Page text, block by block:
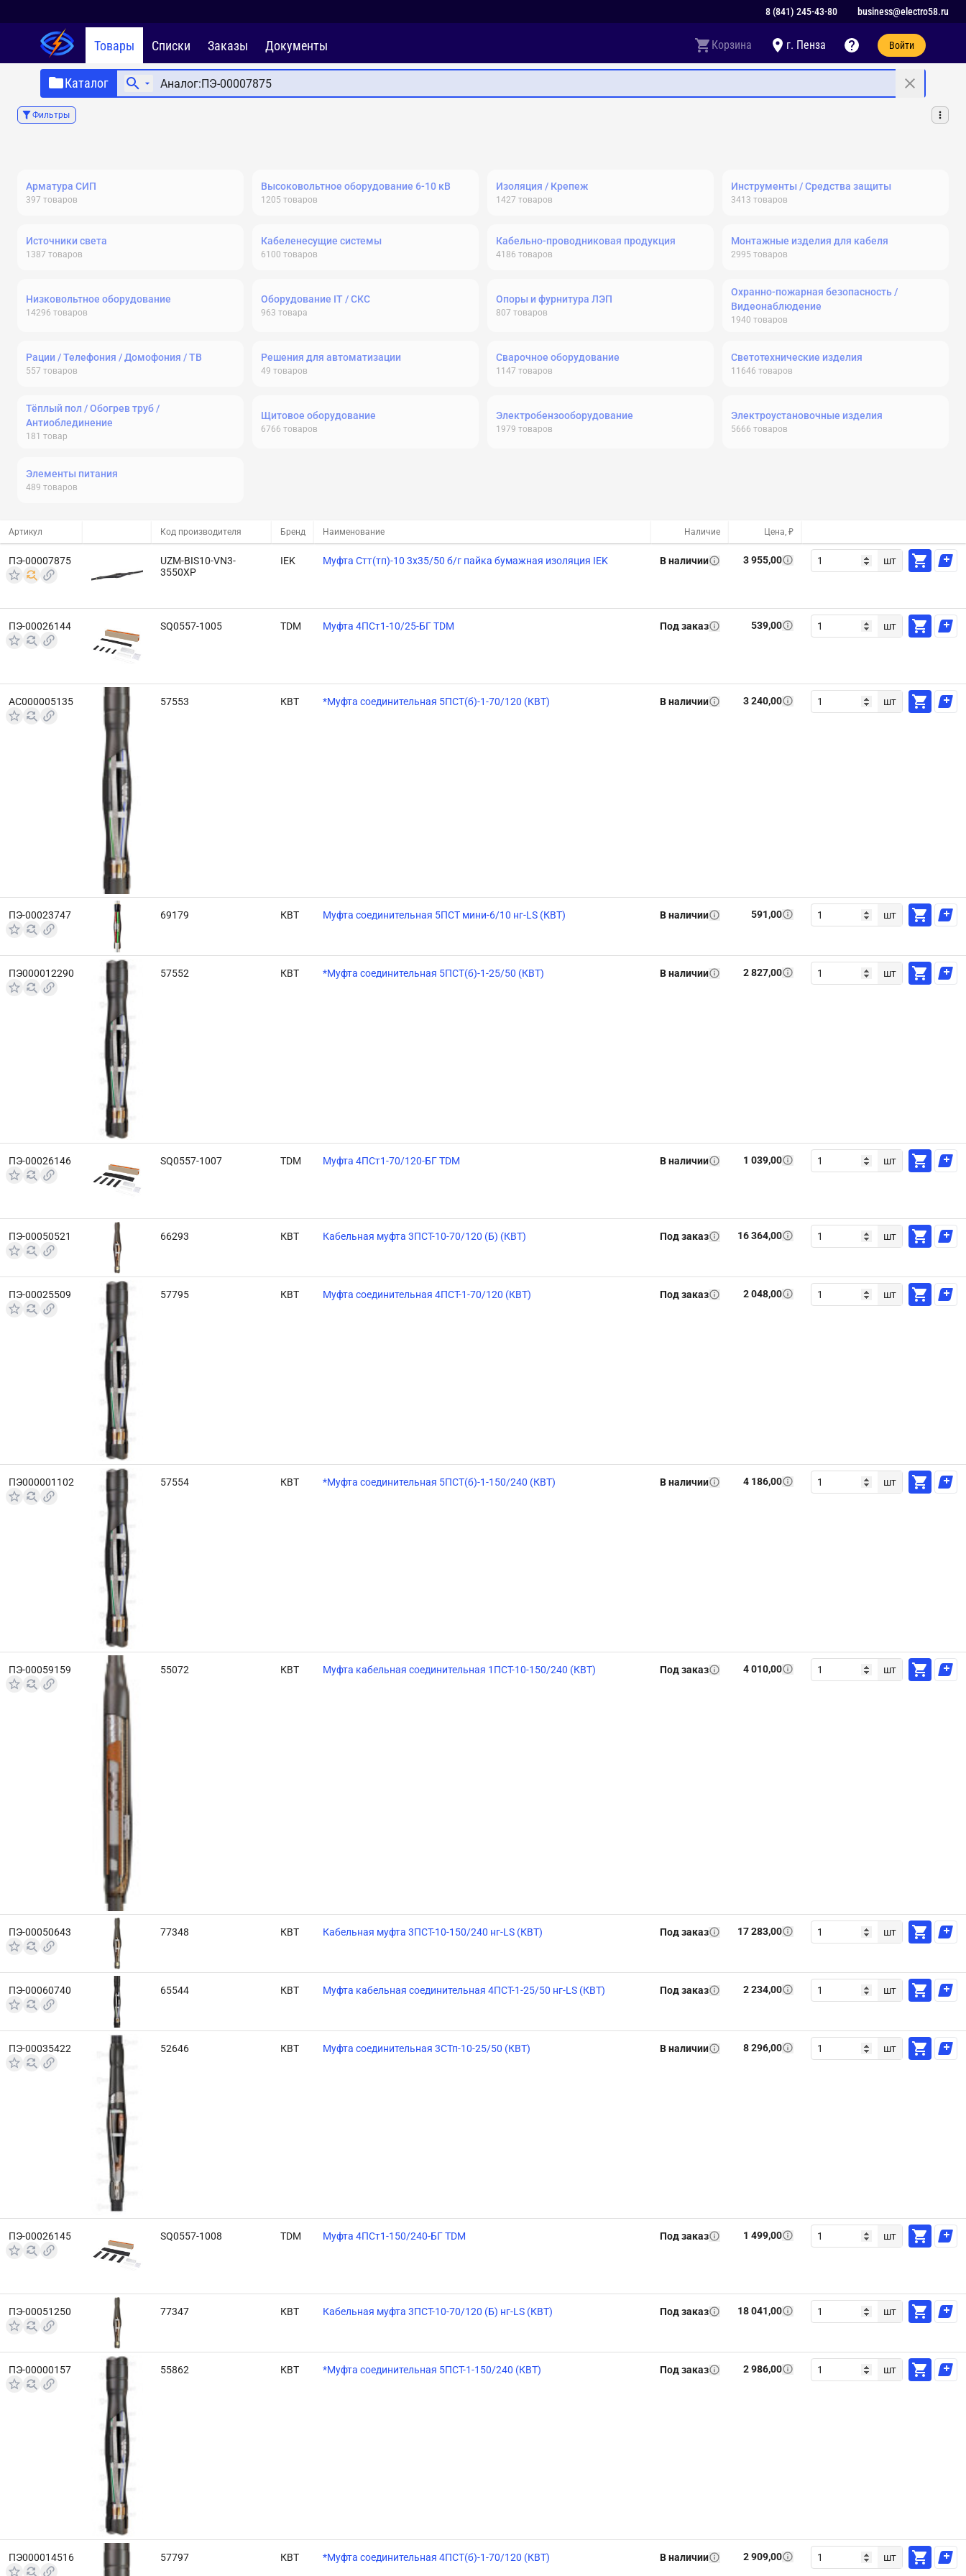
8 (841) 245-43-80 business@electro58.ru
Товары Списки Заказы Документы Корзина г. Пенза Войти
Каталог
Фильтры
Арматура СИП
397 товаров
Высоковольтное оборудование 6-10 кВ
1205 товаров
Изоляция / Крепеж
1427 товаров
Инструменты / Средства защиты
3413 товаров
Источники света
1387 товаров
Кабеленесущие системы
6100 товаров
Кабельно-проводниковая продукция
4186 товаров
Монтажные изделия для кабеля
2995 товаров
Низковольтное оборудование
14296 товаров
Оборудование IT / СКС
963 товара
Опоры и фурнитура ЛЭП
807 товаров
Охранно-пожарная безопасность /
Видеонаблюдение
1940 товаров
Рации / Телефония / Домофония / ТВ
557 товаров
Решения для автоматизации
49 товаров
Сварочное оборудование
1147 товаров
Светотехнические изделия
11646 товаров
Тёплый пол / Обогрев труб /
Антиоблединение
181 товар
Щитовое оборудование
6766 товаров
Электробензооборудование
1979 товаров
Электроустановочные изделия
5666 товаров
Элементы питания
489 товаров
Артикул Код производителя Бренд Наименование Наличие Цена, ₽
ПЭ-00007875
UZM-BIS10-VN3-
3550XP
IEK Муфта Стт(тп)-10 3х35/50 б/г пайка бумажная изоляция IEK В наличии 3 955,00 шт
ПЭ-00026144 SQ0557-1005 TDM Муфта 4ПСт1-10/25-БГ TDM Под заказ 539,00 шт
АС000005135 57553 КВТ *Муфта соединительная 5ПСТ(б)-1-70/120 (КВТ) В наличии 3 240,00 шт
ПЭ-00023747 69179 КВТ Муфта соединительная 5ПСТ мини-6/10 нг-LS (КВТ) В наличии 591,00 шт
ПЭ000012290 57552 КВТ *Муфта соединительная 5ПСТ(б)-1-25/50 (КВТ) В наличии 2 827,00 шт
ПЭ-00026146 SQ0557-1007 TDM Муфта 4ПСт1-70/120-БГ TDM В наличии 1 039,00 шт
ПЭ-00050521 66293 КВТ Кабельная муфта 3ПСТ-10-70/120 (Б) (КВТ) Под заказ 16 364,00 шт
ПЭ-00025509 57795 КВТ Муфта соединительная 4ПСТ-1-70/120 (КВТ) Под заказ 2 048,00 шт
ПЭ000001102 57554 КВТ *Муфта соединительная 5ПСТ(б)-1-150/240 (КВТ) В наличии 4 186,00 шт
ПЭ-00059159 55072 КВТ Муфта кабельная соединительная 1ПСТ-10-150/240 (КВТ) Под заказ 4 010,00 шт
ПЭ-00050643 77348 КВТ Кабельная муфта 3ПСТ-10-150/240 нг-LS (КВТ) Под заказ 17 283,00 шт
ПЭ-00060740 65544 КВТ Муфта кабельная соединительная 4ПСТ-1-25/50 нг-LS (КВТ) Под заказ 2 234,00 шт
ПЭ-00035422 52646 КВТ Муфта соединительная 3СТп-10-25/50 (КВТ) В наличии 8 296,00 шт
ПЭ-00026145 SQ0557-1008 TDM Муфта 4ПСт1-150/240-БГ TDM Под заказ 1 499,00 шт
ПЭ-00051250 77347 КВТ Кабельная муфта 3ПСТ-10-70/120 (Б) нг-LS (КВТ) Под заказ 18 041,00 шт
ПЭ-00000157 55862 КВТ *Муфта соединительная 5ПСТ-1-150/240 (КВТ) Под заказ 2 986,00 шт
ПЭ000014516 57797 КВТ *Муфта соединительная 4ПСТ(б)-1-70/120 (КВТ) В наличии 2 909,00 шт